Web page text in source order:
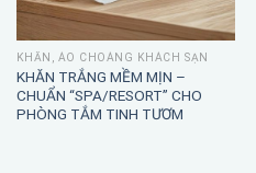
KHĂN, ÁO CHOÀNG KHÁCH SẠN
KHĂN TRẮNG MỀM MỊN –
CHUẨN “SPA/RESORT” CHO
PHÒNG TẮM TINH TƯƠM